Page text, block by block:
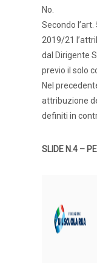
No.
Secondo l’art.
2019/21
dal Dirigente
previo il solo
Nel
attribuzione
definiti in
SLIDE N.4 –